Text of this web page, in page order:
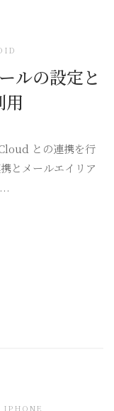
ルの設定と
用
との連携を行
とメールエイリア
IPHONE